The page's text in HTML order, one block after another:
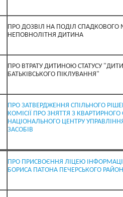
ПРО ДОЗВІЛ НА ПОДІЛ
НЕПОВНОЛІТНЯ ДИТИНА
ПРО ВТРАТУ ДИТИНОЮ СТАТУСУ
БАТЬКІВСЬКОГО ПІКЛУВАННЯ"
ПРО ЗАТВЕРДЖЕННЯ СПІЛЬНОГО
КОМІСІЇ ПРО ЗНЯТТЯ З КВАРТИРНОГО
НАЦІОНАЛЬНОГО ЦЕНТРУ
ЗАСОБІВ
ПРО ПРИСВОЄННЯ ЛІЦЕЮ
БОРИСА ПАТОНА ПЕЧЕРСЬКОГО